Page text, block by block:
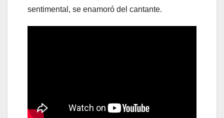
sentimental, se enamoró del cantante.